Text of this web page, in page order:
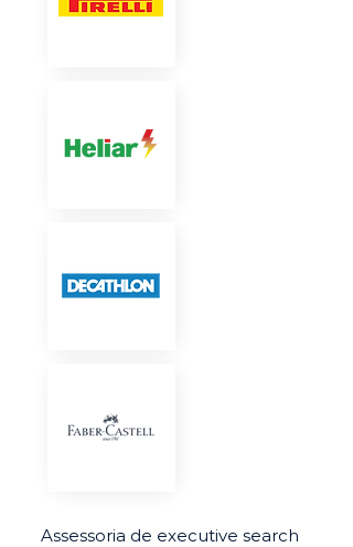
Assessoria de executive search